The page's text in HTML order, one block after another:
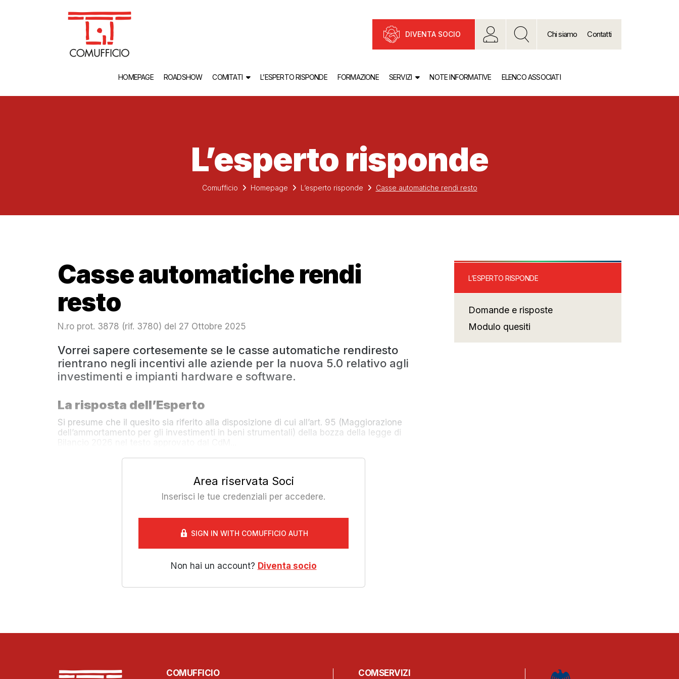
DIVENTA SOCIO Chi siamo Contatti
HOMEPAGE ROADSHOW COMITATI L’ESPERTO RISPONDE FORMAZIONE SERVIZI NOTE INFORMATIVE ELENCO ASSOCIATI
L’esperto risponde
Comufficio Homepage L’esperto risponde Casse automatiche rendi resto
Casse automatiche rendi
resto
N.ro prot. 3878 (rif. 3780) del 27 Ottobre 2025
Vorrei sapere cortesemente se le casse automatiche rendiresto
rientrano negli incentivi alle aziende per la nuova 5.0 relativo agli
investimenti e impianti hardware e software.
La risposta dell’Esperto
Si presume che il quesito sia riferito alla disposizione di cui all’art. 95 (Maggiorazione
dell’ammortamento per gli investimenti in beni strumentali) della bozza della legge di
Area riservata Soci
Inserisci le tue credenziali per accedere.
SIGN IN WITH COMUFFICIO AUTH
Non hai un account? Diventa socio
L’ESPERTO RISPONDE
Domande e risposte
Modulo quesiti
COMUFFICIO COMSERVIZI